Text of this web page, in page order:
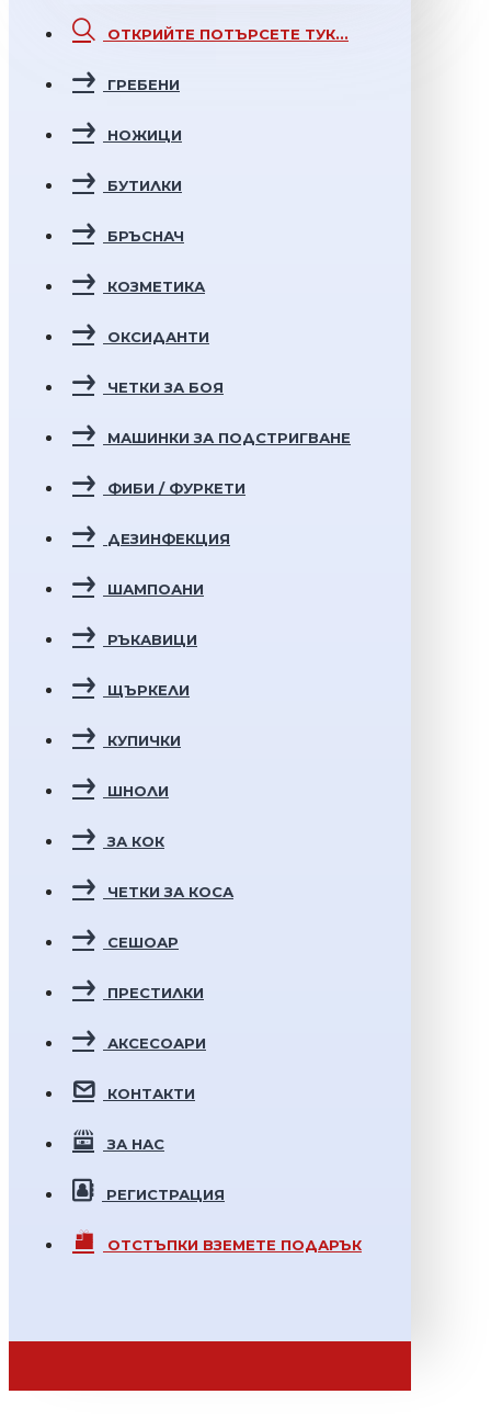
ОТКРИЙТЕ ПОТЪРСЕТЕ ТУК...
ГРЕБЕНИ
НОЖИЦИ
БУТИЛКИ
БРЪСНАЧ
КОЗМЕТИКА
ОКСИДАНТИ
ЧЕТКИ ЗА БОЯ
МАШИНКИ ЗА ПОДСТРИГВАНЕ
ФИБИ / ФУРКЕТИ
ДЕЗИНФЕКЦИЯ
ШАМПОАНИ
РЪКАВИЦИ
ЩЪРКЕЛИ
КУПИЧКИ
ШНОЛИ
ЗА КОК
ЧЕТКИ ЗА КОСА
СЕШОАР
ПРЕСТИЛКИ
АКСЕСОАРИ
КОНТАКТИ
ЗА НАС
РЕГИСТРАЦИЯ
ОТСТЪПКИ ВЗЕМЕТЕ ПОДАРЪК